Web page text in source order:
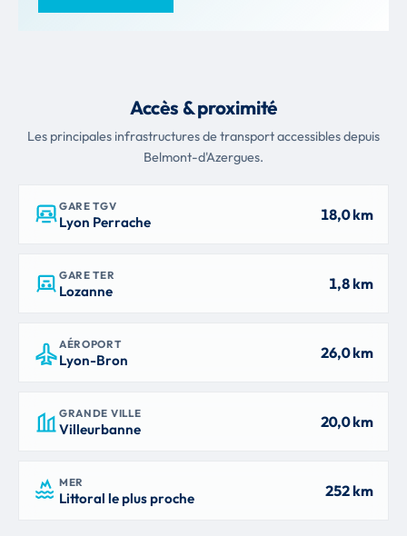
Accès & proximité
Les principales infrastructures de transport accessibles depuis
Belmont-d'Azergues.
GARE TGV
Lyon Perrache 18,0 km
GARE TER
Lozanne 1,8 km
AÉROPORT
Lyon-Bron 26,0 km
GRANDE VILLE
Villeurbanne 20,0 km
MER
Littoral le plus proche 252 km